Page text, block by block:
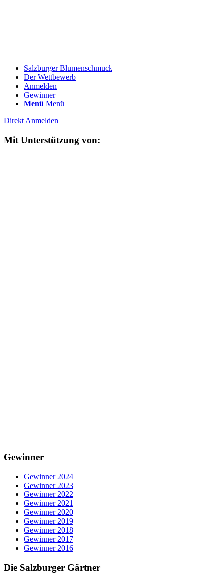
Salzburger Blumenschmuck
Der Wettbewerb
Anmelden
Gewinner
Menü Menü
Direkt Anmelden
Mit Unterstützung von:
Gewinner
Gewinner 2024
Gewinner 2023
Gewinner 2022
Gewinner 2021
Gewinner 2020
Gewinner 2019
Gewinner 2018
Gewinner 2017
Gewinner 2016
Die Salzburger Gärtner